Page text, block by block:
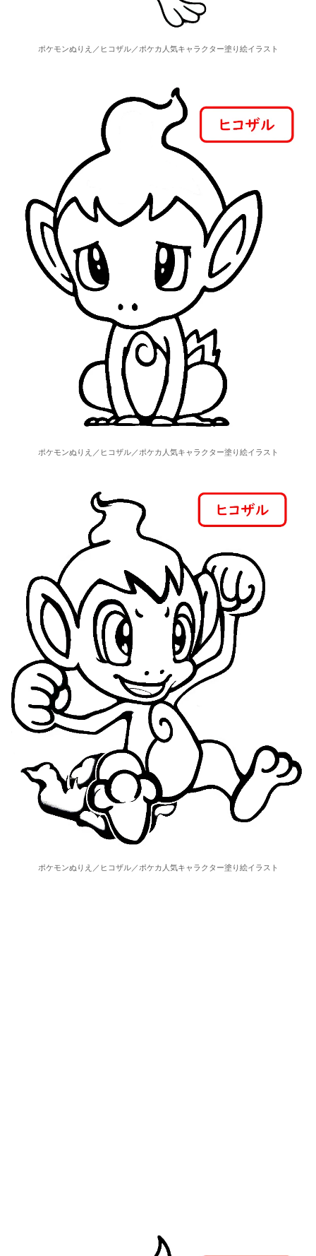
ポケモンぬりえ／ヒコザル／ポケカ人気キャラクター塗り絵イラスト
ポケモンぬりえ／ヒコザル／ポケカ人気キャラクター塗り絵イラスト
ポケモンぬりえ／ヒコザル／ポケカ人気キャラクター塗り絵イラスト